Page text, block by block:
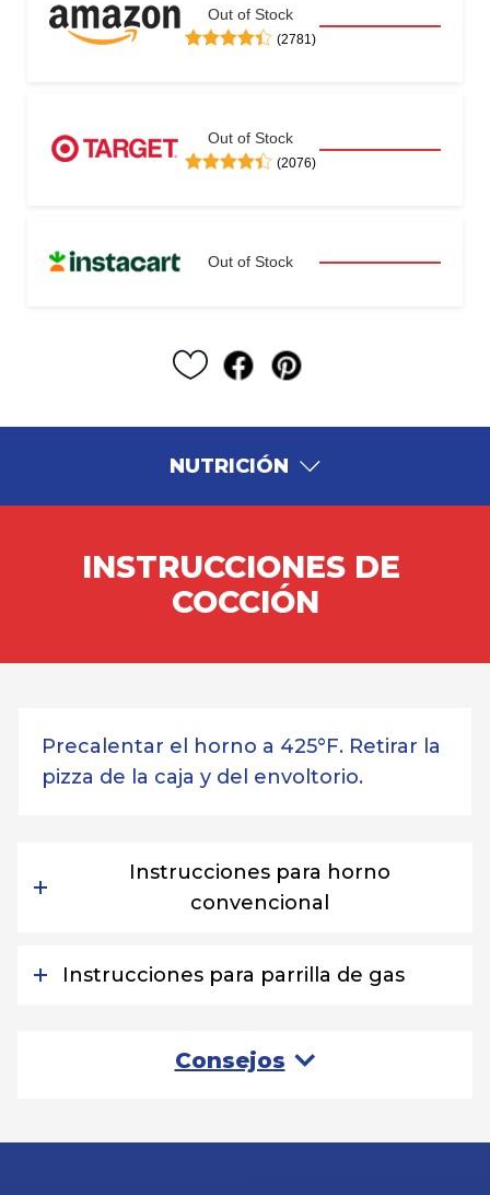
Out of Stock
(2781)
Out of Stock
(2076)
Out of Stock
NUTRICIÓN
INSTRUCCIONES DE
COCCIÓN
Precalentar el horno a 425°F. Retirar la
pizza de la caja y del envoltorio.
Instrucciones para horno
convencional
Instrucciones para parrilla de gas
Consejos